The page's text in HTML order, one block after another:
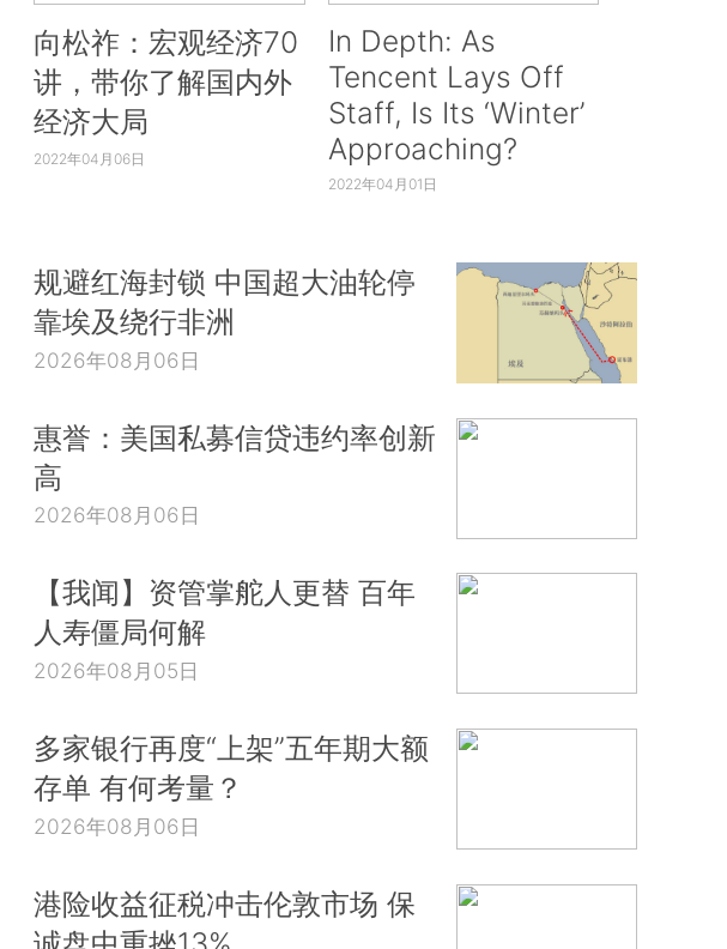
向松祚：宏观经济70
讲，带你了解国内外
经济大局
2022年04月06日
In Depth: As
Tencent Lays Off
Staff, Is Its ‘Winter’
Approaching?
2022年04月01日
规避红海封锁 中国超大油轮停
靠埃及绕行非洲
2026年08月06日
惠誉：美国私募信贷违约率创新
高
2026年08月06日
【我闻】资管掌舵人更替 百年
人寿僵局何解
2026年08月05日
多家银行再度“上架”五年期大额
存单 有何考量？
2026年08月06日
港险收益征税冲击伦敦市场 保